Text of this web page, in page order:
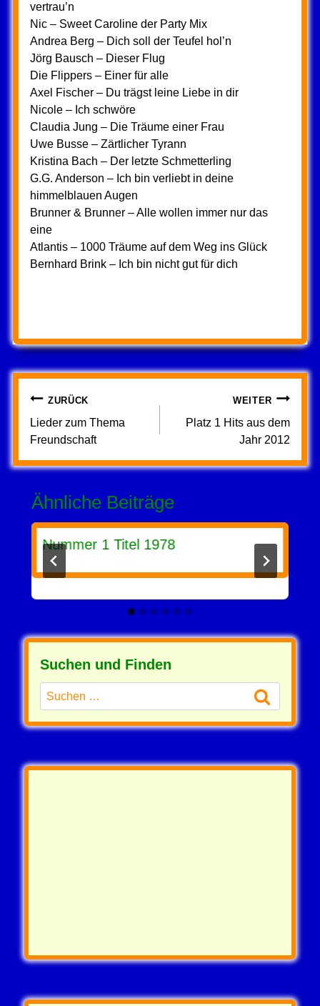
vertrau’n
Nic – Sweet Caroline der Party Mix
Andrea Berg – Dich soll der Teufel hol’n
Jörg Bausch – Dieser Flug
Die Flippers – Einer für alle
Axel Fischer – Du trägst leine Liebe in dir
Nicole – Ich schwöre
Claudia Jung – Die Träume einer Frau
Uwe Busse – Zärtlicher Tyrann
Kristina Bach – Der letzte Schmetterling
G.G. Anderson – Ich bin verliebt in deine
himmelblauen Augen
Brunner & Brunner – Alle wollen immer nur das
eine
Atlantis – 1000 Träume auf dem Weg ins Glück
Bernhard Brink – Ich bin nicht gut für dich
Beitragsnavigation
ZURÜCK
Lieder zum Thema
Freundschaft
WEITER
Platz 1 Hits aus dem
Jahr 2012
Ähnliche Beiträge
Nummer 1 Titel 1978
Suchen und Finden
Suchen
nach: